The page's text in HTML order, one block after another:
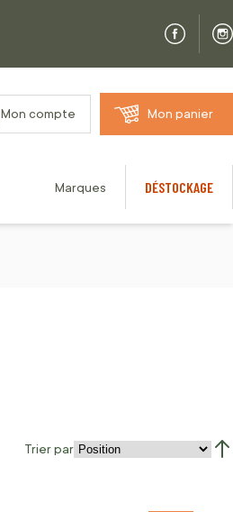
Mon compte Mon panier
Marques DÉSTOCKAGE
Trier par